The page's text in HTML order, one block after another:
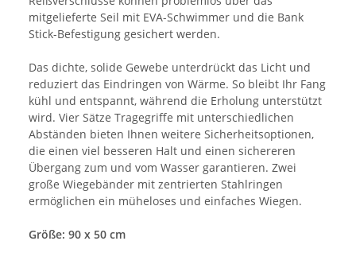
mitgelieferte Seil mit EVA-Schwimmer und die Bank
Stick-Befestigung gesichert werden.
Das dichte, solide Gewebe unterdrückt das Licht und
reduziert das Eindringen von Wärme. So bleibt Ihr Fang
kühl und entspannt, während die Erholung unterstützt
wird. Vier Sätze Tragegriffe mit unterschiedlichen
Abständen bieten Ihnen weitere Sicherheitsoptionen,
die einen viel besseren Halt und einen sichereren
Übergang zum und vom Wasser garantieren. Zwei
große Wiegebänder mit zentrierten Stahlringen
ermöglichen ein müheloses und einfaches Wiegen.
Größe: 90 x 50 cm